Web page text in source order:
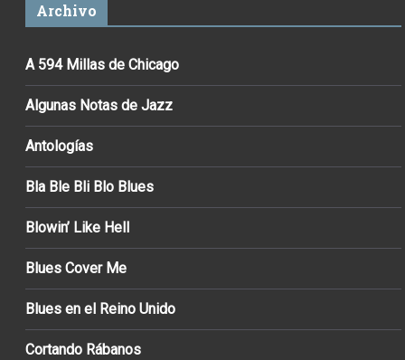
Archivo
A 594 Millas de Chicago
Algunas Notas de Jazz
Antologías
Bla Ble Bli Blo Blues
Blowin’ Like Hell
Blues Cover Me
Blues en el Reino Unido
Cortando Rábanos